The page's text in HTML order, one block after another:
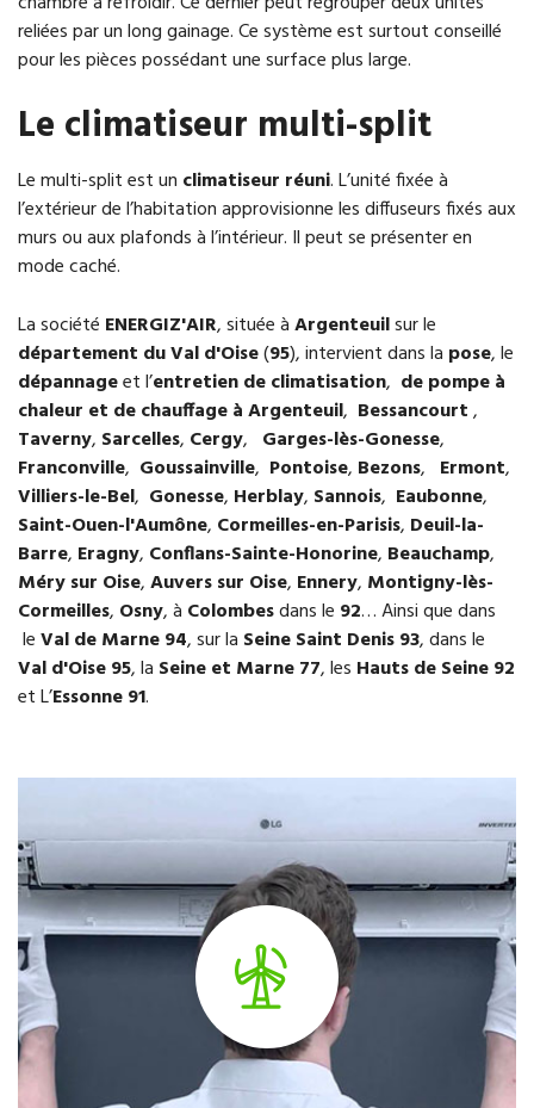
reliées par un long gainage. Ce système est surtout conseillé
pour les pièces possédant une surface plus large.
Le climatiseur multi-split
Le multi-split est un climatiseur réuni. L’unité fixée à
l’extérieur de l’habitation approvisionne les diffuseurs fixés aux
murs ou aux plafonds à l’intérieur. Il peut se présenter en
mode caché.
La société ENERGIZ'AIR, située àArgenteuilsur le
département du Val d'Oise(95), intervient dans la pose, le
dépannageet l’entretien de climatisation, de pompe à
chaleur et de chauffage à Argenteuil, Bessancourt,
Taverny, Sarcelles, Cergy, Garges-lès-Gonesse,
Franconville, Goussainville, Pontoise, Bezons, Ermont,
Villiers-le-Bel, Gonesse, Herblay, Sannois, Eaubonne,
Saint-Ouen-l'Aumône, Cormeilles-en-Parisis, Deuil-la-
Barre, Eragny, Conflans-Sainte-Honorine, Beauchamp,
Méry sur Oise,Auvers sur Oise, Ennery, Montigny-lès-
Cormeilles, Osny, à Colombesdans le 92… Ainsi que dans
leVal de Marne 94, sur la Seine Saint Denis 93, dans le
Val d'Oise 95, la Seine et Marne 77, les Hauts de Seine 92
et L’Essonne 91.